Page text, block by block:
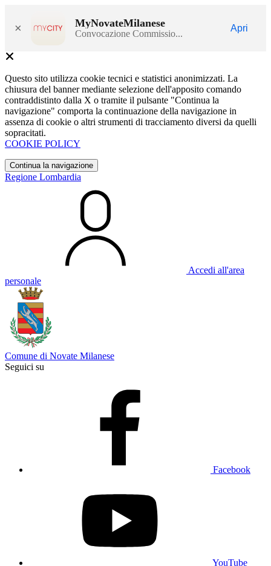
× MyNovateMilanese
Convocazione Commissio...
Apri
Questo sito utilizza cookie tecnici e statistici anonimizzati. La
chiusura del banner mediante selezione dell'apposito comando
contraddistinto dalla X o tramite il pulsante "Continua la
navigazione" comporta la continuazione della navigazione in
assenza di cookie o altri strumenti di tracciamento diversi da quelli
sopracitati.
COOKIE POLICY
Continua la navigazione
Regione Lombardia
Accedi all'area
personale
Comune di Novate Milanese
Seguici su
Facebook
YouTube